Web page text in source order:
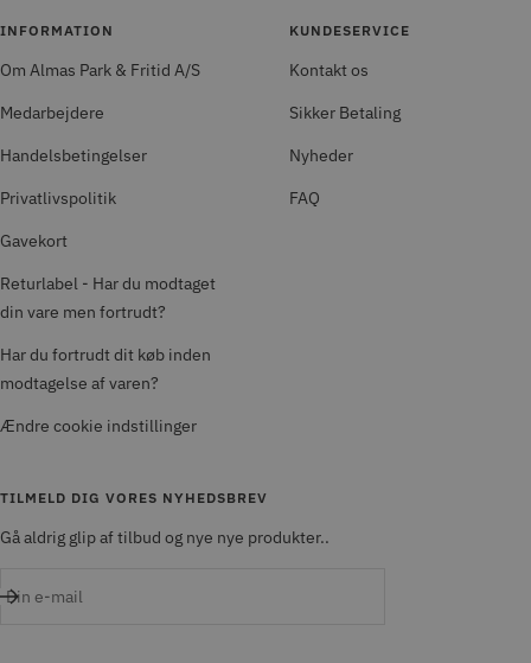
INFORMATION
Om Almas Park & Fritid A/S
Medarbejdere
Handelsbetingelser
Privatlivspolitik
Gavekort
Returlabel - Har du modtaget
din vare men fortrudt?
Har du fortrudt dit køb inden
modtagelse af varen?
Ændre cookie indstillinger
KUNDESERVICE
Kontakt os
Sikker Betaling
Nyheder
FAQ
TILMELD DIG VORES NYHEDSBREV
Gå aldrig glip af tilbud og nye nye produkter..
Din e-mail